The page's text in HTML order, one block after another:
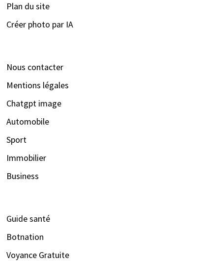
Plan du site
Créer photo par IA
Nous contacter
Mentions légales
Chatgpt image
Automobile
Sport
Immobilier
Business
Guide santé
Botnation
Voyance Gratuite